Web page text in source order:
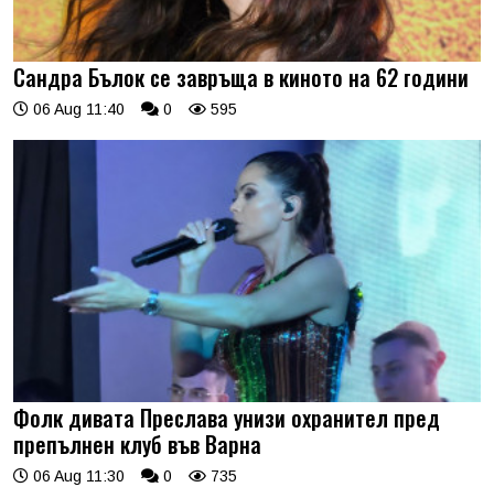
Сандра Бълок се завръща в киното на 62 години
06 Aug 11:40 0 595
Фолк дивата Преслава унизи охранител пред
препълнен клуб във Варна
06 Aug 11:30 0 735